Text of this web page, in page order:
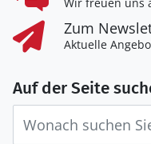
Zum
Aktuelle
Auf der Seite